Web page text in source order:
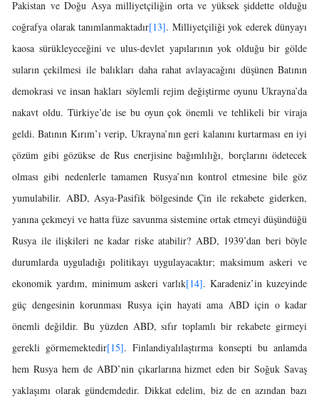
Pakistan ve Doğu Asya milliyetçiliğin orta ve yüksek şiddette olduğu
coğrafya olarak tanımlanmaktadır[13]. Milliyetçiliği yok ederek dünyayı
kaosa sürükleyeceğini ve ulus-devlet yapılarının yok olduğu bir gölde
suların çekilmesi ile balıkları daha rahat avlayacağını düşünen Batının
demokrasi ve insan hakları söylemli rejim değiştirme oyunu Ukrayna’da
nakavt oldu. Türkiye’de ise bu oyun çok önemli ve tehlikeli bir viraja
geldi. Batının Kırım’ı verip, Ukrayna’nın geri kalanını kurtarması en iyi
çözüm gibi gözükse de Rus enerjisine bağımlılığı, borçlarını ödetecek
olması gibi nedenlerle tamamen Rusya’nın kontrol etmesine bile göz
yumulabilir. ABD, Asya-Pasifik bölgesinde Çin ile rekabete giderken,
yanına çekmeyi ve hatta füze savunma sistemine ortak etmeyi düşündüğü
Rusya ile ilişkileri ne kadar riske atabilir? ABD, 1939’dan beri böyle
durumlarda uyguladığı politikayı uygulayacaktır; maksimum askeri ve
ekonomik yardım, minimum askeri varlık[14]. Karadeniz’in kuzeyinde
güç dengesinin korunması Rusya için hayati ama ABD için o kadar
önemli değildir. Bu yüzden ABD, sıfır toplamlı bir rekabete girmeyi
gerekli görmemektedir[15]. Finlandiyalılaştırma konsepti bu anlamda
hem Rusya hem de ABD’nin çıkarlarına hizmet eden bir Soğuk Savaş
yaklaşımı olarak gündemdedir. Dikkat edelim, biz de en azından bazı